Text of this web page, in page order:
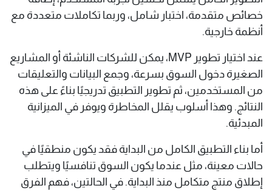
خصائص متقدمة، اختبار شامل، وربما تكاملات متعددة مع
أنظمة خارجية.
عند اختيار تطوير MVP، يمكن للشركات الناشئة أو المشاريع
الصغيرة دخول السوق بسرعة، وجمع البيانات والتعليقات
من المستخدمين، ثم تطوير التطبيق تدريجيًا بناءً على هذه
النتائج. وهذا أسلوب يقلل المخاطرة ويوفر في الميزانية
المبدئية.
أما بناء التطبيق الكامل من البداية فقد يكون منطقيًا في
حالات معينة، مثل عندما يكون السوق تنافسيًا ويتطلب
إطلاق منتج متكامل منذ البداية. في الحالتين، فهم الفرق